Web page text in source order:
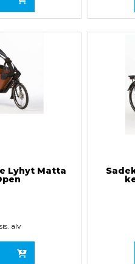
Lyhyt Matta
sis. alv